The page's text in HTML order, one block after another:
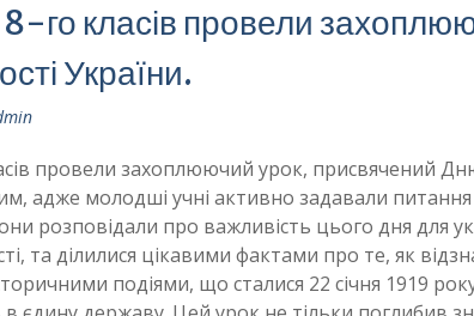
8-го класів провели
України.
провели захоплюючий урок, присвячений
адже молодші учні активно задавали питання
розповідали про важливість цього дня для
та ділилися цікавими фактами про те, як
подіями, що сталися 22 січня 1919